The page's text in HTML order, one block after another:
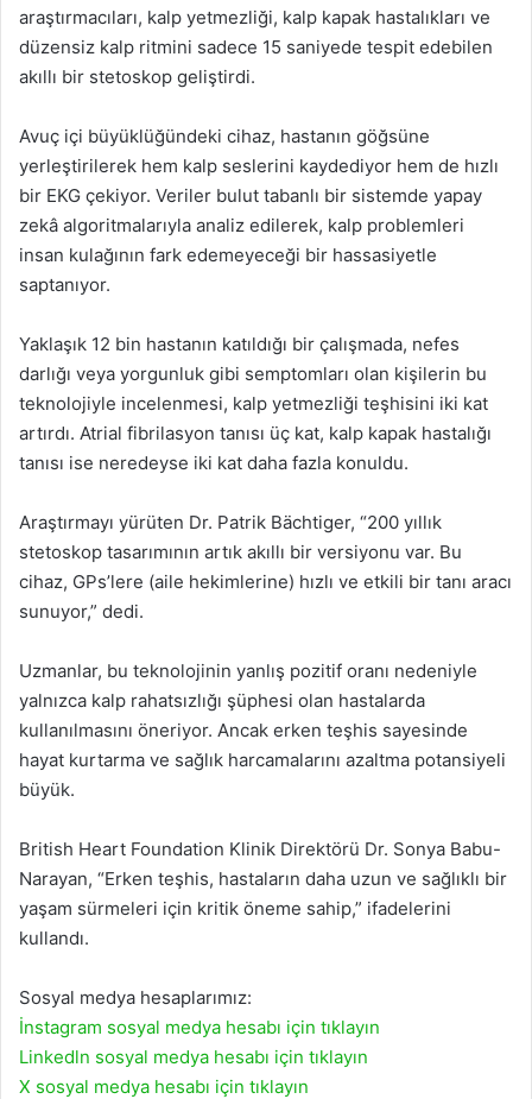
araştırmacıları, kalp yetmezliği, kalp kapak hastalıkları ve
düzensiz kalp ritmini sadece 15 saniyede tespit edebilen
akıllı bir stetoskop geliştirdi.
Avuç içi büyüklüğündeki cihaz, hastanın göğsüne
yerleştirilerek hem kalp seslerini kaydediyor hem de hızlı
bir EKG çekiyor. Veriler bulut tabanlı bir sistemde yapay
zekâ algoritmalarıyla analiz edilerek, kalp problemleri
insan kulağının fark edemeyeceği bir hassasiyetle
saptanıyor.
Yaklaşık 12 bin hastanın katıldığı bir çalışmada, nefes
darlığı veya yorgunluk gibi semptomları olan kişilerin bu
teknolojiyle incelenmesi, kalp yetmezliği teşhisini iki kat
artırdı. Atrial fibrilasyon tanısı üç kat, kalp kapak hastalığı
tanısı ise neredeyse iki kat daha fazla konuldu.
Araştırmayı yürüten Dr. Patrik Bächtiger, “200 yıllık
stetoskop tasarımının artık akıllı bir versiyonu var. Bu
cihaz, GPs’lere (aile hekimlerine) hızlı ve etkili bir tanı aracı
sunuyor,” dedi.
Uzmanlar, bu teknolojinin yanlış pozitif oranı nedeniyle
yalnızca kalp rahatsızlığı şüphesi olan hastalarda
kullanılmasını öneriyor. Ancak erken teşhis sayesinde
hayat kurtarma ve sağlık harcamalarını azaltma potansiyeli
büyük.
British Heart Foundation Klinik Direktörü Dr. Sonya Babu-
Narayan, “Erken teşhis, hastaların daha uzun ve sağlıklı bir
yaşam sürmeleri için kritik öneme sahip,” ifadelerini
kullandı.
Sosyal medya hesaplarımız:
İnstagram sosyal medya hesabı için tıklayın
Linkedln sosyal medya hesabı için tıklayın
X sosyal medya hesabı için tıklayın